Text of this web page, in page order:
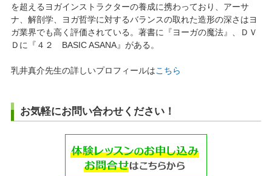
を超えるヨガインストラクターの養成に携わっており、アーサ
ナ、解剖学、ヨガ哲学に対するバランスの取れた造形の深さはヨ
ガ業界でも高く評価されている。著書に『ヨーガの魔法』、ＤＶ
Ｄに『４２ BASIC ASANA』がある。
乳井真介先生の詳しいプロフィールはこちら
お気軽にお問い合わせください！